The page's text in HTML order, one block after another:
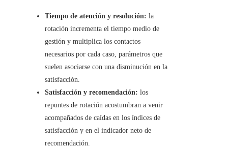
Tiempo de atención y resolución: la
rotación incrementa el tiempo medio de
gestión y multiplica los contactos
necesarios por cada caso, parámetros que
suelen asociarse con una disminución en la
satisfacción.
Satisfacción y recomendación: los
repuntes de rotación acostumbran a venir
acompañados de caídas en los índices de
satisfacción y en el indicador neto de
recomendación.